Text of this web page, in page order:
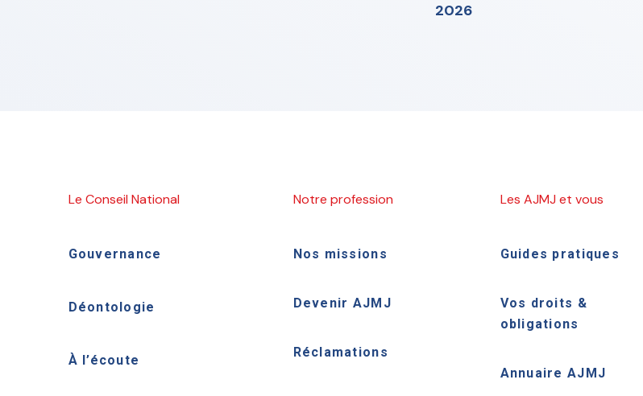
2026
Le Conseil National
Gouvernance
Déontologie
À l’écoute
Notre profession
Nos missions
Devenir AJMJ
Réclamations
Les AJMJ et vous
Guides pratiques
Vos droits &
obligations
Annuaire AJMJ